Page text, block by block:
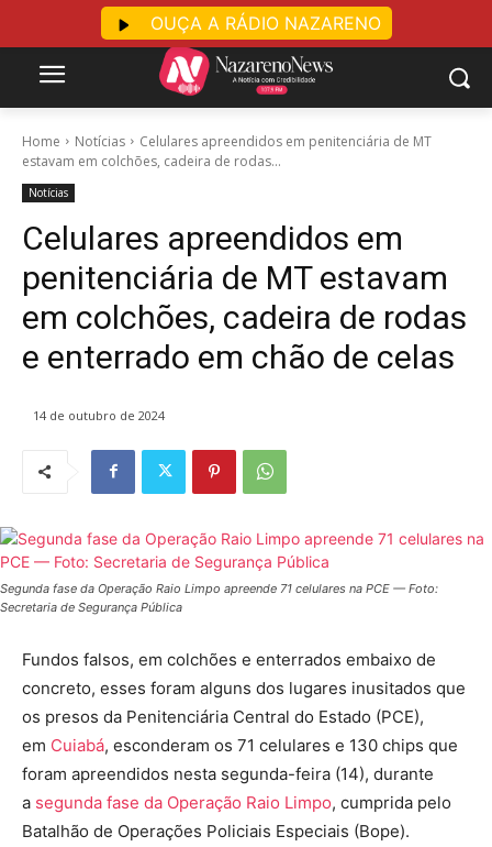
Home Notícias
Celulares apreendidos em penitenciária de MT
estavam em colchões, cadeira de rodas...
Notícias
Celulares apreendidos em
penitenciária de MT estavam
em colchões, cadeira de rodas
e enterrado em chão de celas
14 de outubro de 2024
Segunda fase da Operação Raio Limpo apreende 71 celulares na PCE — Foto:
Secretaria de Segurança Pública
Fundos falsos, em colchões e enterrados embaixo de
concreto, esses foram alguns dos lugares inusitados que
os presos da Penitenciária Central do Estado (PCE),
em Cuiabá, esconderam os 71 celulares e 130 chips que
foram apreendidos nesta segunda-feira (14), durante
a segunda fase da Operação Raio Limpo, cumprida pelo
Batalhão de Operações Policiais Especiais (Bope).
OUÇA A RÁDIO NAZARENO